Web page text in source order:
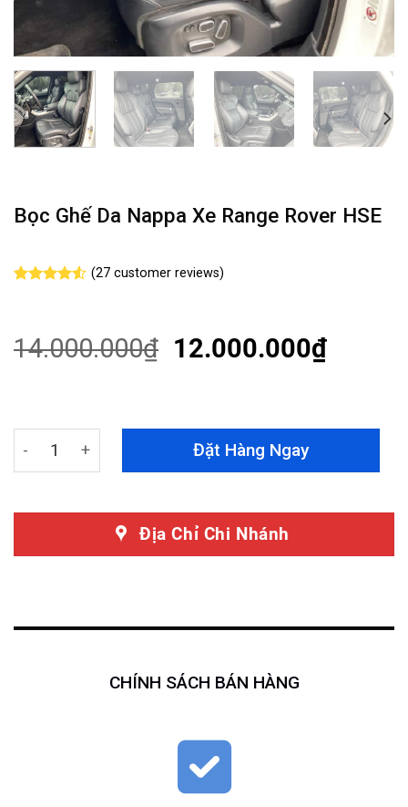
Bọc Ghế Da Nappa Xe Range Rover HSE
customer
ratings
(27customer reviews)
14.000.000₫ 12.000.000₫
Bọc Ghế Da Nappa Xe Range Rover HSE quantity
Đặt Hàng Ngay
Địa Chỉ Chi Nhánh
CHÍNH SÁCH BÁN HÀNG